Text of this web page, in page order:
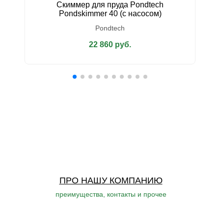
Скиммер для пруда Pondtech
Pondskimmer 40 (с насосом)
Pondtech
22 860 руб.
ПРО НАШУ КОМПАНИЮ
преимущества, контакты и прочее